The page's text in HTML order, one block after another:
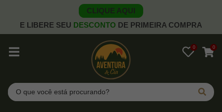
CLIQUE AQUI
E LIBERE SEU DESCONTO DE PRIMEIRA COMPRA
0 0
Pesquisar